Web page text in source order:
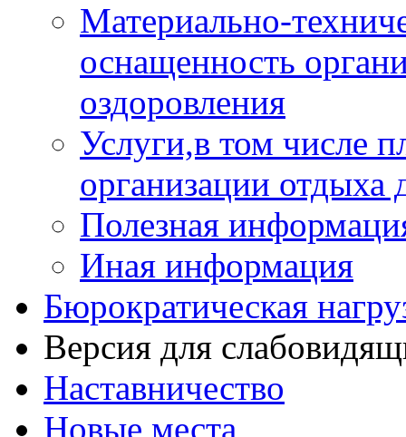
Материально-
оснащенность
оздоровления
Услуги,в том числе
организации отдыха
Полезная
Иная информация
Бюрократическая
Версия для
Наставничество
Новые места